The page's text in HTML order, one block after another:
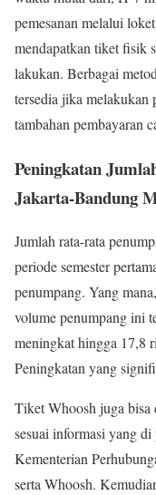
pemesanan melalui
mendapatkan tiket fisik
lakukan. Berbagai
tersedia jika melakukan
tambahan pembayaran
Peningkatan
Jakarta-Bandung
Jumlah rata-rata
periode semester
penumpang. Yang
volume penumpang ini
meningkat hingga 17,8
Peningkatan yang
Tiket Whoosh juga bisa
sesuai informasi yang
Kementerian
serta Whoosh.